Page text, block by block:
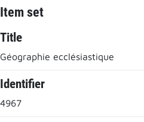
Item set
Title
Géographie ecclésiastique
Identifier
4967